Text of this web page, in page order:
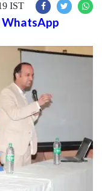
IST
WhatsApp